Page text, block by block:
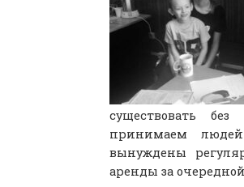
существовать
принимаем
вынуждены
аренды за